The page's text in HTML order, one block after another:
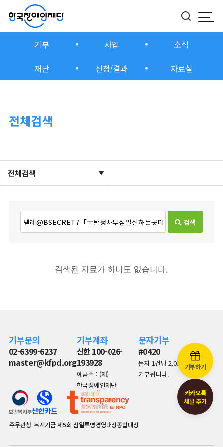
모
버튼
기부 사업
소식
재단
신청/결과 자료실
전체검색
전체검색
검색
검색된 자료가 하나도 없습니다.
기부하기
카카오톡
채널 추가
기부문의
02-6399-6237
master@kfpd.org
기부계좌
신한 100-026-
193928
예금주 : (재)
한국장애인재단
문자기부
#0420
문자 1건당 2,000원이
기부됩니다.
주무관청 복지기금제5회 삼일투명경영대상종합대상